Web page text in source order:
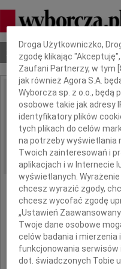
Nekrologi Odeszli
IMIĘ I NAZWISKO:
REGION: Katowice
DATA EMISJI:
Dnia
Dbamy o Twoją prywatność
Droga Użytkowniczko,
zgodę klikając
Zaufani Partnerzy, w tym [
jak również Agora S.A.
Wyborcza sp. z o.o., będą
osobowe takie jak adresy
identyfikatory plików
tych plikach do celów
na potrzeby wyświetlania
Twoich zainteresowań i
aplikacjach i w Internecie
wyświetlanych.
chcesz wyrazić zgody,
chcesz wycofać zgodę
„Ustawień
Twoje dane osobowe
celów badania i
funkcjonowania serwisów
dot. świadczonych Tobie